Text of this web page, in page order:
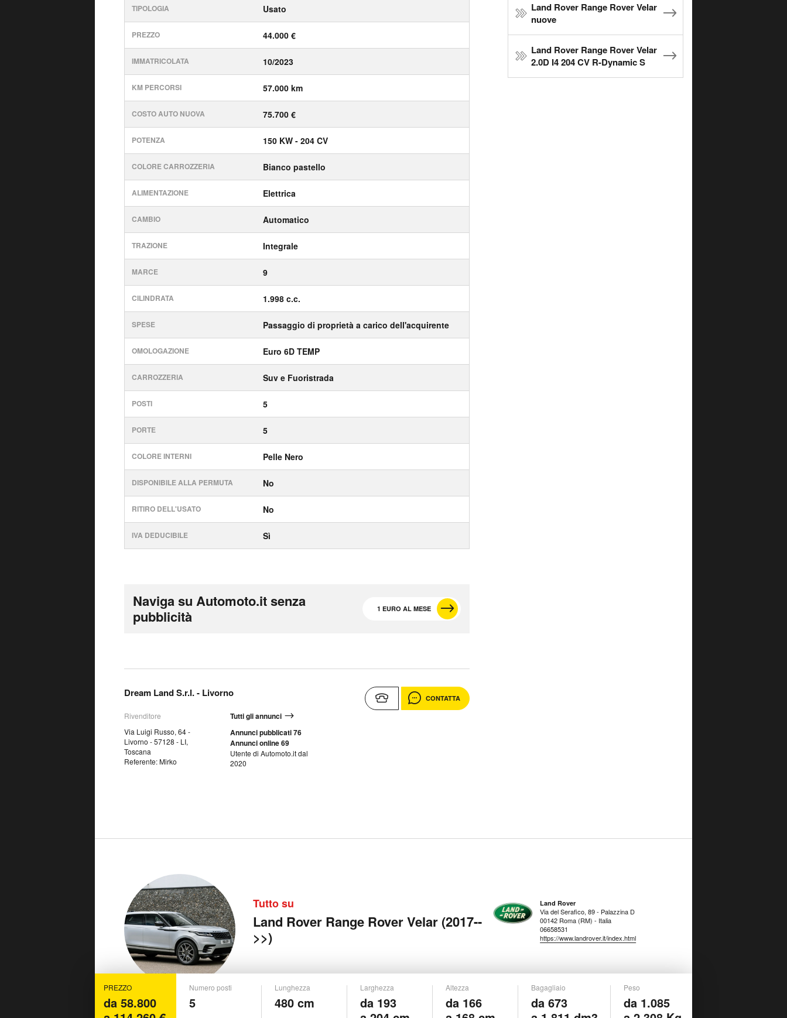
TIPOLOGIA Usato
PREZZO 44.000 €
IMMATRICOLATA 10/2023
KM PERCORSI 57.000 km
COSTO AUTO NUOVA 75.700 €
POTENZA 150 KW - 204 CV
COLORE CARROZZERIA Bianco pastello
ALIMENTAZIONE Elettrica
CAMBIO Automatico
TRAZIONE Integrale
MARCE 9
CILINDRATA 1.998 c.c.
SPESE Passaggio di proprietà a carico dell'acquirente
OMOLOGAZIONE Euro 6D TEMP
CARROZZERIA Suv e Fuoristrada
POSTI 5
PORTE 5
COLORE INTERNI Pelle Nero
DISPONIBILE ALLA PERMUTA No
RITIRO DELL'USATO No
IVA DEDUCIBILE Sì
Naviga su Automoto.it senza
pubblicità
1 EURO AL MESE
Dream Land S.r.l. - Livorno
Rivenditore
Via Luigi Russo, 64 -
Livorno - 57128 - LI,
Toscana
Referente: Mirko
Tutti gli annunci
Annunci pubblicati 76
Annunci online 69
Utente di Automoto.it dal
2020
CONTATTA
Land Rover Range Rover Velar
nuove
Land Rover Range Rover Velar
2.0D I4 204 CV R-Dynamic S
Tutto su
Land Rover Range Rover Velar (2017--
>>)
Land Rover
Via del Serafico, 89 - Palazzina D
00142 Roma (RM) - Italia
06658531
https://www.landrover.it/index.html
PREZZO
da 58.800
Numero posti
5
Lunghezza
480 cm
Larghezza
da 193
Altezza
da 166
Bagagliaio
da 673
Peso
da 1.085